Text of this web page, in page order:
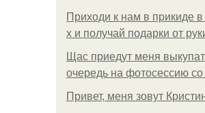
Приходи к нам в прикиде в
х и получай подарки от
Щас приедут меня
очередь на фотосессию
Привет, меня зовут